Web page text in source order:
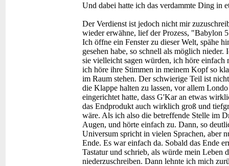
Und dabei hatte ich das verdammte Ding in
Der Verdienst ist jedoch nicht mir
wieder erwähne, lief der Prozess, "Babylon
Ich öffne ein Fenster zu dieser Welt, spähe
gesehen habe, so schnell als möglich
sie vielleicht sagen würden, ich höre einfach
ich höre ihre Stimmen in meinem Kopf so
im Raum stehen. Der schwierige Teil ist
die Klappe halten zu lassen, vor allem
eingerichtet hatte, dass G'Kar an etwas
das Endprodukt auch wirklich groß und
wäre. Als ich also die betreffende Stelle im
Augen, und hörte einfach zu. Dann, so
Universum spricht in vielen Sprachen, aber
Ende. Es war einfach da. Sobald das Ende
Tastatur und schrieb, als würde mein Leben
niederzuschreiben. Dann lehnte ich mich